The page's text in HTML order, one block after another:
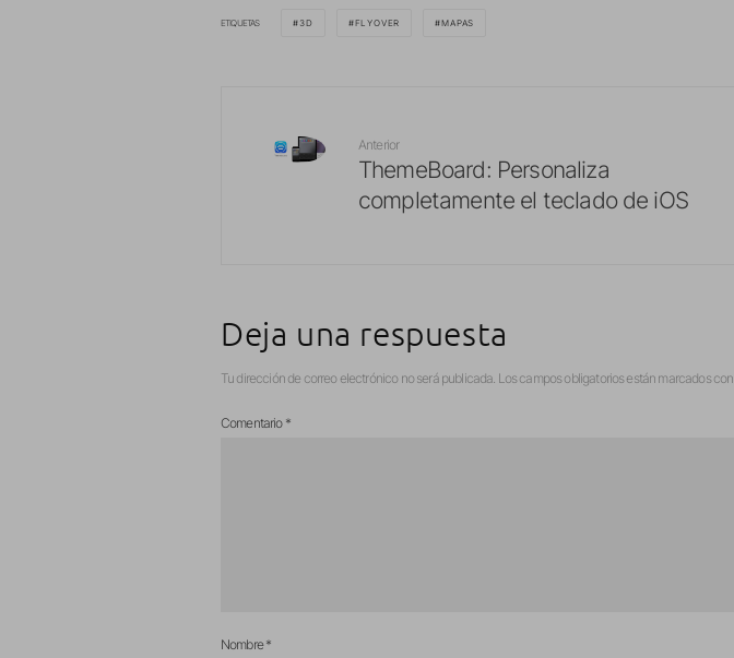
ETIQUETAS 3D FLYOVER MAPAS
Anterior
ThemeBoard: Personaliza
completamente el teclado de iOS
Deja una respuesta
Tu dirección de correo electrónico no será publicada. Los campos obligatorios están marcados con
Comentario *
Nombre*